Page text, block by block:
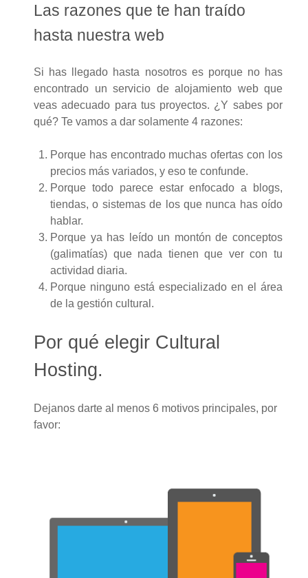
Las razones que te han traído
hasta nuestra web
Si has llegado hasta nosotros es porque no has
encontrado un servicio de alojamiento web que
veas adecuado para tus proyectos. ¿Y sabes por
qué? Te vamos a dar solamente 4 razones:
Porque has encontrado muchas ofertas con los
precios más variados, y eso te confunde.
Porque todo parece estar enfocado a blogs,
tiendas, o sistemas de los que nunca has oído
hablar.
Porque ya has leído un montón de conceptos
(galimatías) que nada tienen que ver con tu
actividad diaria.
Porque ninguno está especializado en el área
de la gestión cultural.
Por qué elegir Cultural
Hosting.
Dejanos darte al menos 6 motivos principales, por
favor: